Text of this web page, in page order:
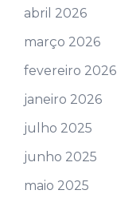
abril 2026
março 2026
fevereiro 2026
janeiro 2026
julho 2025
junho 2025
maio 2025